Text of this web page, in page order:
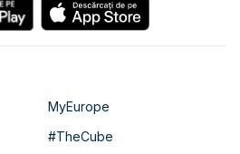
MyEurope
#TheCube